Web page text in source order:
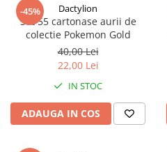
-45% Dactylion
Set 55 cartonase aurii de
colectie Pokemon Gold
40,00 Lei
22,00 Lei
IN STOC
ADAUGA IN COS